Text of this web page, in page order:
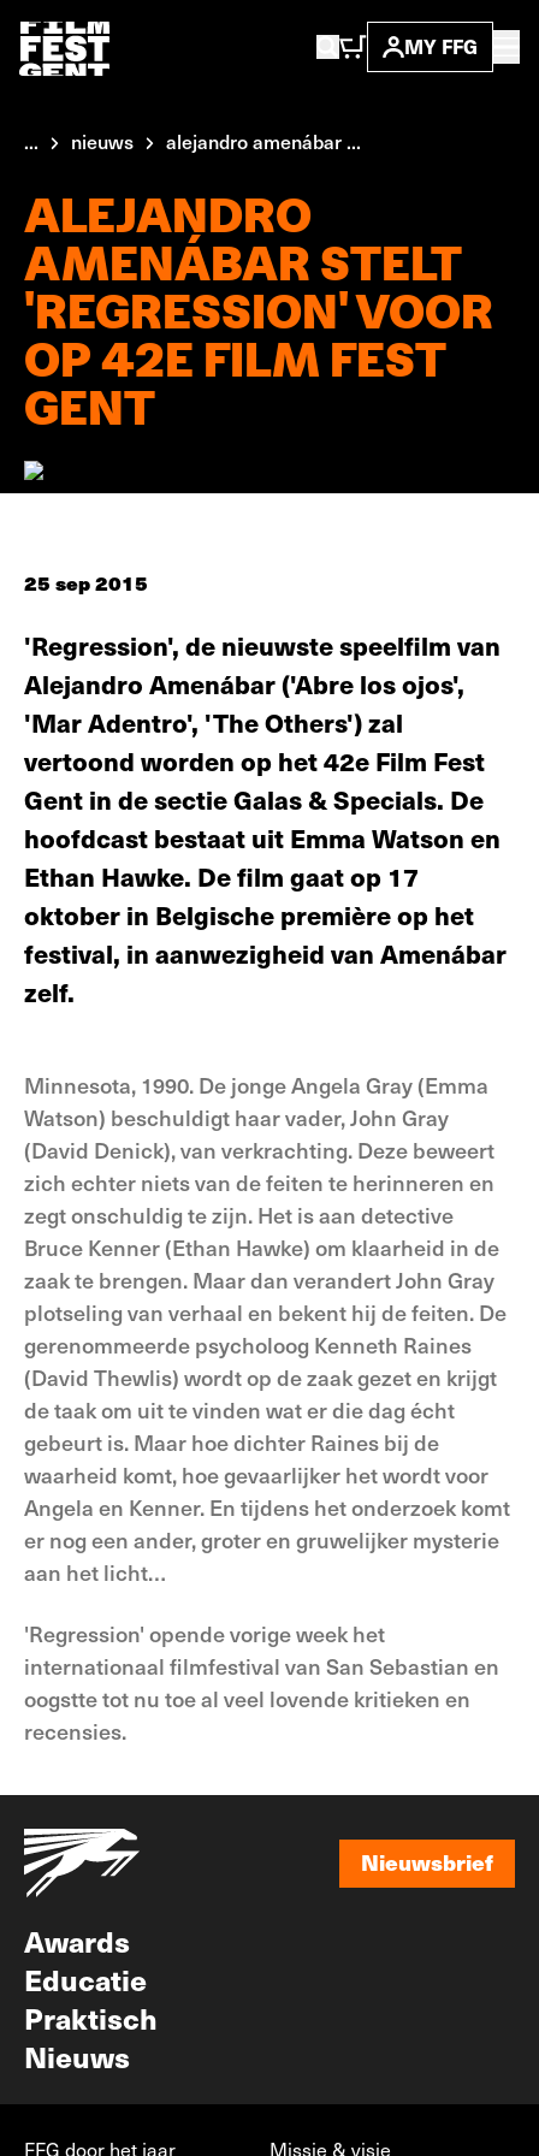
MY FFG
... nieuws alejandro amenábar ...
ALEJANDRO
AMENÁBAR STELT
'REGRESSION' VOOR
OP 42E FILM FEST
GENT
25 sep 2015
'Regression', de nieuwste speelfilm van
Alejandro Amenábar ('Abre los ojos',
'Mar Adentro', 'The Others') zal
vertoond worden op het 42e Film Fest
Gent in de sectie Galas & Specials. De
hoofdcast bestaat uit Emma Watson en
Ethan Hawke. De film gaat op 17
oktober in Belgische première op het
festival, in aanwezigheid van Amenábar
zelf.
Minnesota, 1990. De jonge Angela Gray (Emma
Watson) beschuldigt haar vader, John Gray
(David Denick), van verkrachting. Deze beweert
zich echter niets van de feiten te herinneren en
zegt onschuldig te zijn. Het is aan detective
Bruce Kenner (Ethan Hawke) om klaarheid in de
zaak te brengen. Maar dan verandert John Gray
plotseling van verhaal en bekent hij de feiten. De
gerenommeerde psycholoog Kenneth Raines
(David Thewlis) wordt op de zaak gezet en krijgt
de taak om uit te vinden wat er die dag écht
gebeurt is. Maar hoe dichter Raines bij de
waarheid komt, hoe gevaarlijker het wordt voor
Angela en Kenner. En tijdens het onderzoek komt
er nog een ander, groter en gruwelijker mysterie
aan het licht…
'Regression' opende vorige week het
internationaal filmfestival van San Sebastian en
oogstte tot nu toe al veel lovende kritieken en
recensies.
Nieuwsbrief
Awards
Educatie
Praktisch
Nieuws
FFG door het jaar Missie & visie